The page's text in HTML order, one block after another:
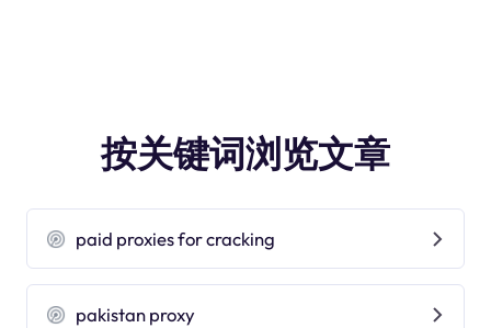
按关键词浏览文章
paid proxies for cracking
pakistan proxy